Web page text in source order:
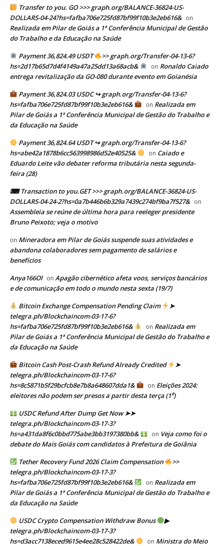
Transfer to you. GO >>> graph.org/BALANCE-36824-US-
DOLLARS-04-24?hs=fafba706e725fd87bf99f10b3e2eb616& on
Realizada em Pilar de Goiás a 1ª Conferência Municipal de Gestão
do Trabalho e da Educação na Saúde
Payment 36,824.49 USDT
>> graph.org/Transfer-04-13-6?
hs=2d17b65d7d4f4149a47a25dd13a68acb&
on Ronaldo Caiado
entrega revitalização da GO-080 durante evento em Goianésia
Payment 36,824.03 USDC ↪ graph.org/Transfer-04-13-6?
hs=fafba706e725fd87bf99f10b3e2eb616&
on Realizada em
Pilar de Goiás a 1ª Conferência Municipal de Gestão do Trabalho e
da Educação na Saúde
Payment 36,824.64 USDT ↪ graph.org/Transfer-04-13-6?
hs=abe42a1878b6cc563998986d52e40525&
on Caiado e
Eduardo Leite vão debater reforma tributária nesta segunda-
feira (28)
⌨ Transaction to you.GET >>> graph.org/BALANCE-36824-US-
DOLLARS-04-24-2?hs=0a7b446b6b329a7439c274bf9ba7f527& on
Assembleia se reúne de última hora para reeleger presidente
Bruno Peixoto; veja o motivo
on Mineradora em Pilar de Goiás suspende suas atividades e
abandona colaboradores sem pagamento de salários e
benefícios
Anya166Ol on Apagão cibernético afeta voos, serviços bancários
e de comunicação em todo o mundo nesta sexta (19/7)
Bitcoin Exchange Compensation Pending Claim
➤
telegra.ph/Blockchaincom-03-17-6?
hs=fafba706e725fd87bf99f10b3e2eb616&
on Realizada em
Pilar de Goiás a 1ª Conferência Municipal de Gestão do Trabalho e
da Educação na Saúde
Bitcoin Cash Post-Crash Refund Already Credited
➤
telegra.ph/Blockchaincom-03-17-6?
hs=8c5871b5f29bcfcb8e7b8a648607dda1&
on Eleições 2024:
eleitores não podem ser presos a partir desta terça (1⁰)
USDC Refund After Dump Get Now ➤➤
telegra.ph/Blockchaincom-03-17-3?
hs=a431da8f6c0bbd775abe3bb3197380bb&
on Veja como foi o
debate do Mais Goiás com candidatos à Prefeitura de Goiânia
Tether Recovery Fund 2026 Claim Compensation
>>
telegra.ph/Blockchaincom-03-17-3?
hs=fafba706e725fd87bf99f10b3e2eb616&
on Realizada em
Pilar de Goiás a 1ª Conferência Municipal de Gestão do Trabalho e
da Educação na Saúde
USDC Crypto Compensation Withdraw Bonus
▶
telegra.ph/Blockchaincom-03-17-3?
hs=d3acc7138eced9615e4ee28c528422de&
on Ministra do Meio